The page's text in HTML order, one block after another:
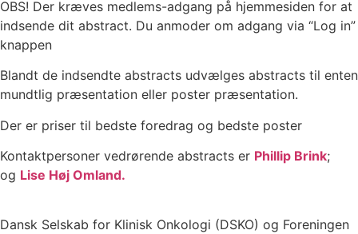
OBS! Der kræves medlems-adgang på hjemmesiden for at
indsende dit abstract. Du anmoder om adgang via “Log in”
knappen
Blandt de indsendte abstracts udvælges abstracts til enten
mundtlig præsentation eller poster præsentation.
Der er priser til bedste foredrag og bedste poster
Kontaktpersoner vedrørende abstracts er Phillip Brink;
og Lise Høj Omland.
Dansk Selskab for Klinisk Onkologi (DSKO) og Foreningen